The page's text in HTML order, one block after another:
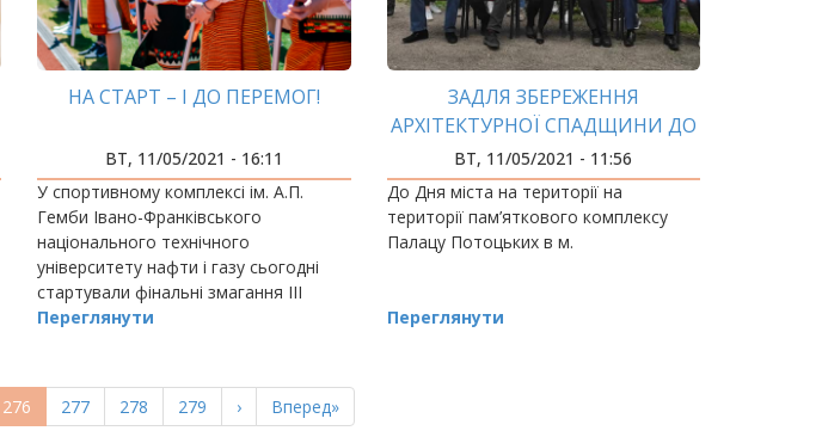
НА СТАРТ – І ДО ПЕРЕМОГ!
ВТ, 11/05/2021 - 16:11
У спортивному комплексі ім. А.П.
Гемби Івано-Франківського
національного технічного
університету нафти і газу сьогодні
стартували фінальні змагання ІІІ
літньої Гімназіади України з легкої
Переглянути
ЗАДЛЯ ЗБЕРЕЖЕННЯ
АРХІТЕКТУРНОЇ СПАДЩИНИ ДО
ДНЯ МІСТА АРХІТЕКТОРИ
ІФНТУНГ ВІДКРИЛИ ВИСТАВКУ
АРХІТЕКТУРНИХ ПРОЄКТІВ
ВТ, 11/05/2021 - 11:56
До Дня міста на території на
території пам’яткового комплексу
Палацу Потоцьких в м.
Переглянути
Поточна
сторінка
276 Page
277 Page
278 Page
279
Наступна
сторінка
›
Остання
сторінка
Вперед»